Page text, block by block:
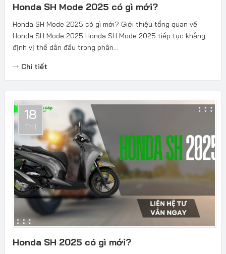
Honda SH Mode 2025 có gì mới?
Honda SH Mode 2025 có gì mới? Giới thiệu tổng quan về
Honda SH Mode 2025 Honda SH Mode 2025 tiếp tục khẳng
định vị thế dẫn đầu trong phân...
Chi tiết
18
Th1
Honda SH 2025 có gì mới?